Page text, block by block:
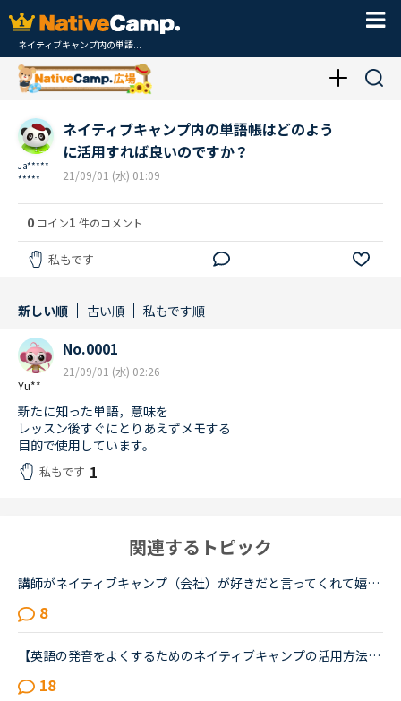
ネイティブキャンプ内の単語...
Ja*****
*****
ネイティブキャンプ内の単語帳はどのよう
に活用すれば良いのですか？
21/09/01 (水) 01:09
0 コイン1 件のコメント
私もです
新しい順 古い順 私もです順
Yu**
No.0001
21/09/01 (水) 02:26
新たに知った単語，意味を
レッスン後すぐにとりあえずメモする
目的で使用しています。
私もです 1
関連するトピック
講師がネイティブキャンプ（会社）が好きだと言ってくれて嬉しかったです。ネイティブキャンプに入会してから５ケ月の間お世話になっている大好きな講師が言うにはネイティブキャンプはこれまで働いたESL（第二言...
8
【英語の発音をよくするためのネイティブキャンプの活用方法について】私は発音をよくしたいと考えています。そのためにネイティブキャンプをいかに活用してそれができるのか悩んおり、皆様のご意見・体験談を教...
18